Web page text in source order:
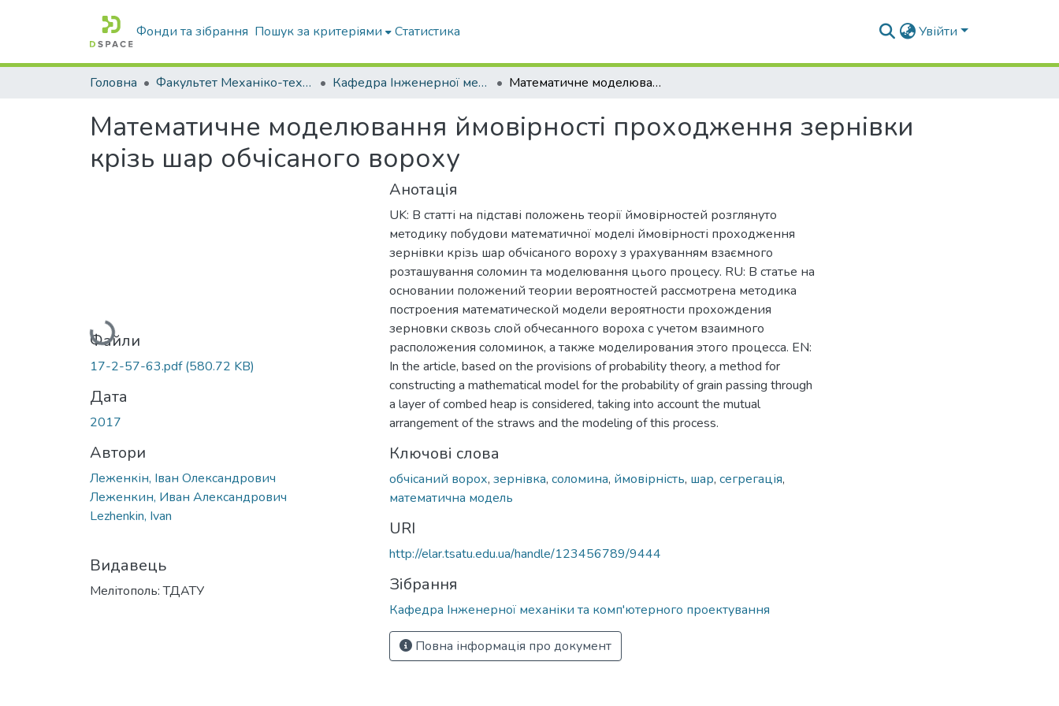
Фонди та зібрання Пошук за критеріями Статистика Увійти
Головна Факультет Механіко-технологічний Кафедра Інженерної механіки та комп'ютерного проектування Математичне моделювання ймовірності проходження зернівки крізь шар обчісаного вороху
Математичне моделювання ймовірності проходження зернівки
крізь шар обчісаного вороху
Вантажиться...
Файли
17-2-57-63.pdf(580.72 KB)
Дата
2017
Автори
Леженкін, Іван Олександрович
Леженкин, Иван Александрович
Lezhenkin, Іvan
Видавець
Мелітополь: ТДАТУ
Анотація
UK: В статті на підставі положень теорії ймовірностей розглянуто
методику побудови математичної моделі ймовірності проходження
зернівки крізь шар обчісаного вороху з урахуванням взаємного
розташування соломин та моделювання цього процесу. RU: В статье на
основании положений теории вероятностей рассмотрена методика
построения математической модели вероятности прохождения
зерновки сквозь слой обчесанного вороха с учетом взаимного
расположения соломинок, а также моделирования этого процесса. EN:
In the article, based on the provisions of probability theory, a method for
constructing a mathematical model for the probability of grain passing through
a layer of combed heap is considered, taking into account the mutual
arrangement of the straws and the modeling of this process.
Ключові слова
обчісаний ворох, зернівка, соломина, ймовірність, шар, сегрегація,
математична модель
URI
http://elar.tsatu.edu.ua/handle/123456789/9444
Зібрання
Кафедра Інженерної механіки та комп'ютерного проектування
Повна інформація про документ